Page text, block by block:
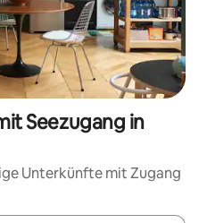
Seezugang in
Unterkünfte mit Zugang